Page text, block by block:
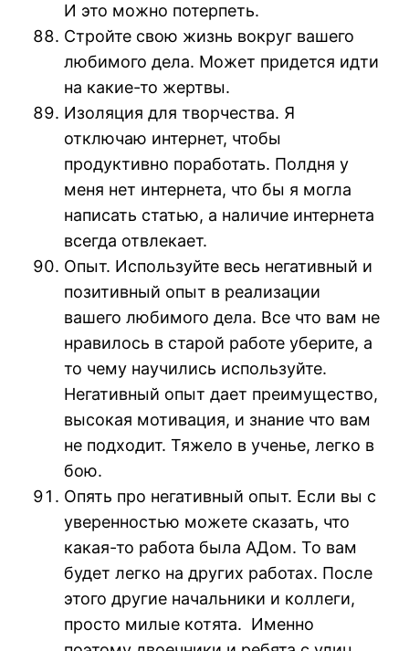
И это можно потерпеть.
Стройте свою жизнь вокруг вашего
любимого дела. Может придется идти
на какие-то жертвы.
Изоляция для творчества. Я
отключаю интернет, чтобы
продуктивно поработать. Полдня у
меня нет интернета, что бы я могла
написать статью, а наличие интернета
всегда отвлекает.
Опыт. Используйте весь негативный и
позитивный опыт в реализации
вашего любимого дела. Все что вам не
нравилось в старой работе уберите, а
то чему научились используйте.
Негативный опыт дает преимущество,
высокая мотивация, и знание что вам
не подходит. Тяжело в ученье, легко в
бою.
Опять про негативный опыт. Если вы с
уверенностью можете сказать, что
какая-то работа была АДом. То вам
будет легко на других работах. После
этого другие начальники и коллеги,
просто милые котята. Именно